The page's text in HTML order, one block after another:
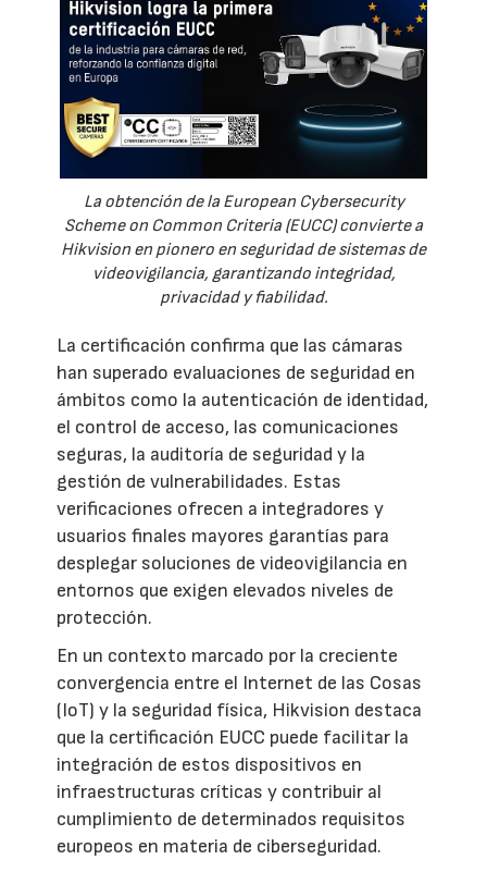
La obtención de la European Cybersecurity
Scheme on Common Criteria (EUCC) convierte a
Hikvision en pionero en seguridad de sistemas de
videovigilancia, garantizando integridad,
privacidad y fiabilidad.
La certificación confirma que las cámaras
han superado evaluaciones de seguridad en
ámbitos como la autenticación de identidad,
el control de acceso, las comunicaciones
seguras, la auditoría de seguridad y la
gestión de vulnerabilidades. Estas
verificaciones ofrecen a integradores y
usuarios finales mayores garantías para
desplegar soluciones de videovigilancia en
entornos que exigen elevados niveles de
protección.
En un contexto marcado por la creciente
convergencia entre el Internet de las Cosas
(IoT) y la seguridad física, Hikvision destaca
que la certificación EUCC puede facilitar la
integración de estos dispositivos en
infraestructuras críticas y contribuir al
cumplimiento de determinados requisitos
europeos en materia de ciberseguridad.